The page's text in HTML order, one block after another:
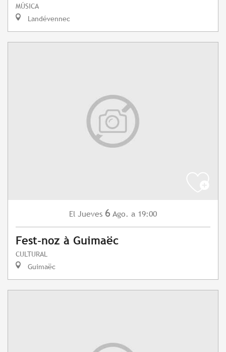
MÚSICA
Landévennec
El Jueves 6 Ago. a 19:00
Fest-noz à Guimaëc
CULTURAL
Guimaëc